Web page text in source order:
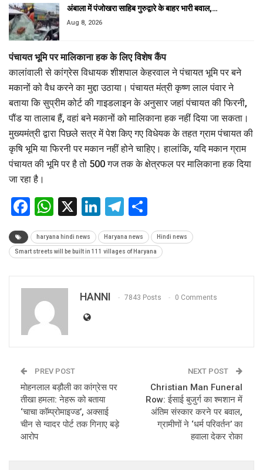
अंबाला में पंजोखरा साहिब गुरुद्वारे के बाहर भारी बवाल,…
Aug 8, 2026
पंचायत भूमि पर मालिकाना हक के लिए विशेष कैंप
कालांवाली से कांग्रेस विधायक शीशपाल केहरवाल ने पंचायत भूमि पर बने
मकानों को वैध करने का मुद्दा उठाया। पंचायत मंत्री कृष्ण लाल पंवार ने
बताया कि सुप्रीम कोर्ट की गाइडलाइन के अनुसार जहां पंचायत की फिरनी,
पौंड या तालाब हैं, वहां बने मकानों को मालिकाना हक नहीं दिया जा सकता।
मुख्यमंत्री द्वारा पिछले सत्र में पेश किए गए विधेयक के तहत ग्राम पंचायत की
कृषि भूमि या फिरनी पर मकान नहीं होने चाहिए। हालांकि, यदि मकान ग्राम
पंचायत की भूमि पर है तो 500 गज तक के क्षेत्रफल पर मालिकाना हक दिया
जा रहा है।
Facebook
WhatsApp
X LinkedIn
Telegram
haryana hindi news Haryana news Hindi news
Smart streets will be built in 111 villages of Haryana
HANNI 7843 Posts 0 Comments
PREV POST
मोहनलाल बड़ौली का कांग्रेस पर
तीखा हमला: नेहरू को बताया
‘चाचा कॉम्प्रोमाइज्ड’, अक्साई
चीन से ग्वादर पोर्ट तक गिनाए बड़े
आरोप
NEXT POST
Christian Man Funeral
Row: ईसाई बुजुर्ग का श्मशान में
अंतिम संस्कार करने पर बवाल,
ग्रामीणों ने ‘धर्म परिवर्तन’ का
हवाला देकर रोका